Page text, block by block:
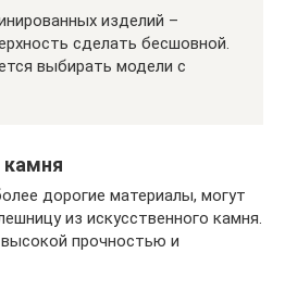
изделий –
сделать бесшовной.
выбирать модели с
камня
дорогие материалы, могут
из искусственного камня.
прочностью и